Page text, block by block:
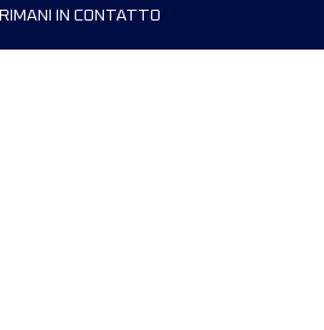
RIMANI IN CONTATTO